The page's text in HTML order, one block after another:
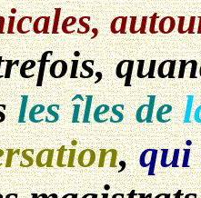
les îles de
,qui